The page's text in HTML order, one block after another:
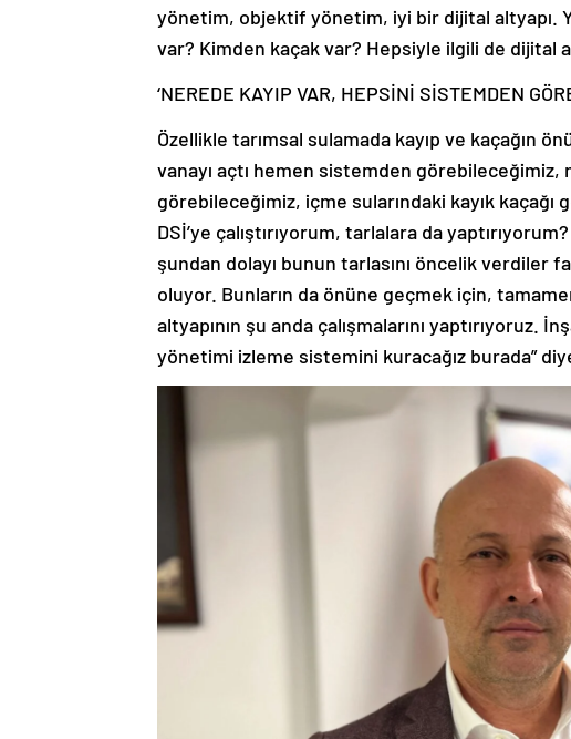
yönetim, objektif yönetim, iyi bir dijital altyapı.
var? Kimden kaçak var? Hepsiyle ilgili de dijital
‘NEREDE KAYIP VAR, HEPSİNİ SİSTEMDEN
Özellikle tarımsal sulamada kayıp ve kaçağın
vanayı açtı hemen sistemden
görebileceğimiz, içme sularındaki kayık kaçağı
DSİ’ye çalıştırıyorum, tarlalara da
şundan dolayı bunun tarlasını öncelik verdiler
oluyor. Bunların da önüne geçmek için,
altyapının şu anda çalışmalarını yaptırıyoruz.
yönetimi izleme sistemini kuracağız burada”